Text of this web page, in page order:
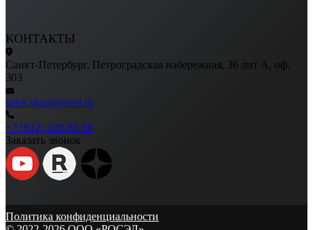
КОНТАКТЫ
Санкт-Петербург, Петроградская набережная, 36 лит А, оф.
303
sales.shop@rosel.ru
+7 (812) 320-82-56
Заказать звонок
Политика конфиденциальности